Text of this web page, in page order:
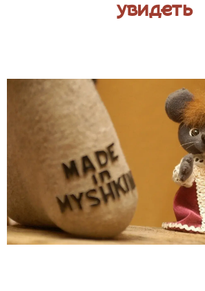
увидеть